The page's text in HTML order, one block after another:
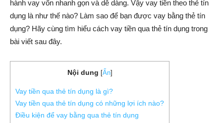
hành vay vốn nhanh gọn và dễ dàng. Vậy vay tiền theo thẻ tín
dụng là như thế nào? Làm sao để bạn được vay bằng thẻ tín
dụng? Hãy cùng tìm hiểu cách vay tiền qua thẻ tín dụng trong
bài viết sau đây.
Nội dung [Ẩn]
Vay tiền qua thẻ tín dụng là gì?
Vay tiền qua thẻ tín dụng có những lợi ích nào?
Điều kiện để vay bằng qua thẻ tín dụng